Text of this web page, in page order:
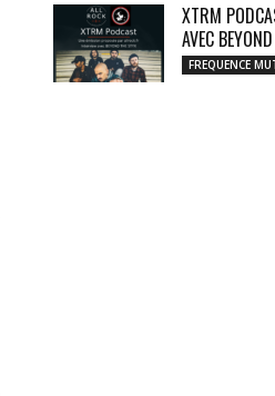
XTRM
AVEC
FREQUENCE